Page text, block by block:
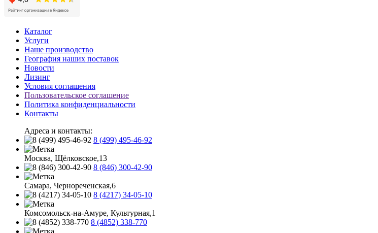
Каталог
Услуги
Наше производство
География наших поставок
Новости
Лизинг
Условия соглашения
Пользовательское соглашение
Политика конфиденциальности
Контакты
Адреса и контакты:
8 (499) 495-46-92
Москва, Щёлковское,13
8 (846) 300-42-90
Самара, Чернореченская,6
8 (4217) 34-05-10
Комсомольск-на-Амуре, Культурная,1
8 (4852) 338-770